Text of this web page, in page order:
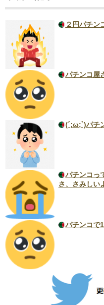
２円パチン
パチンコ屋
(´;ω;`)パチ
パチンコっ
さ、さみしい
パチンコで